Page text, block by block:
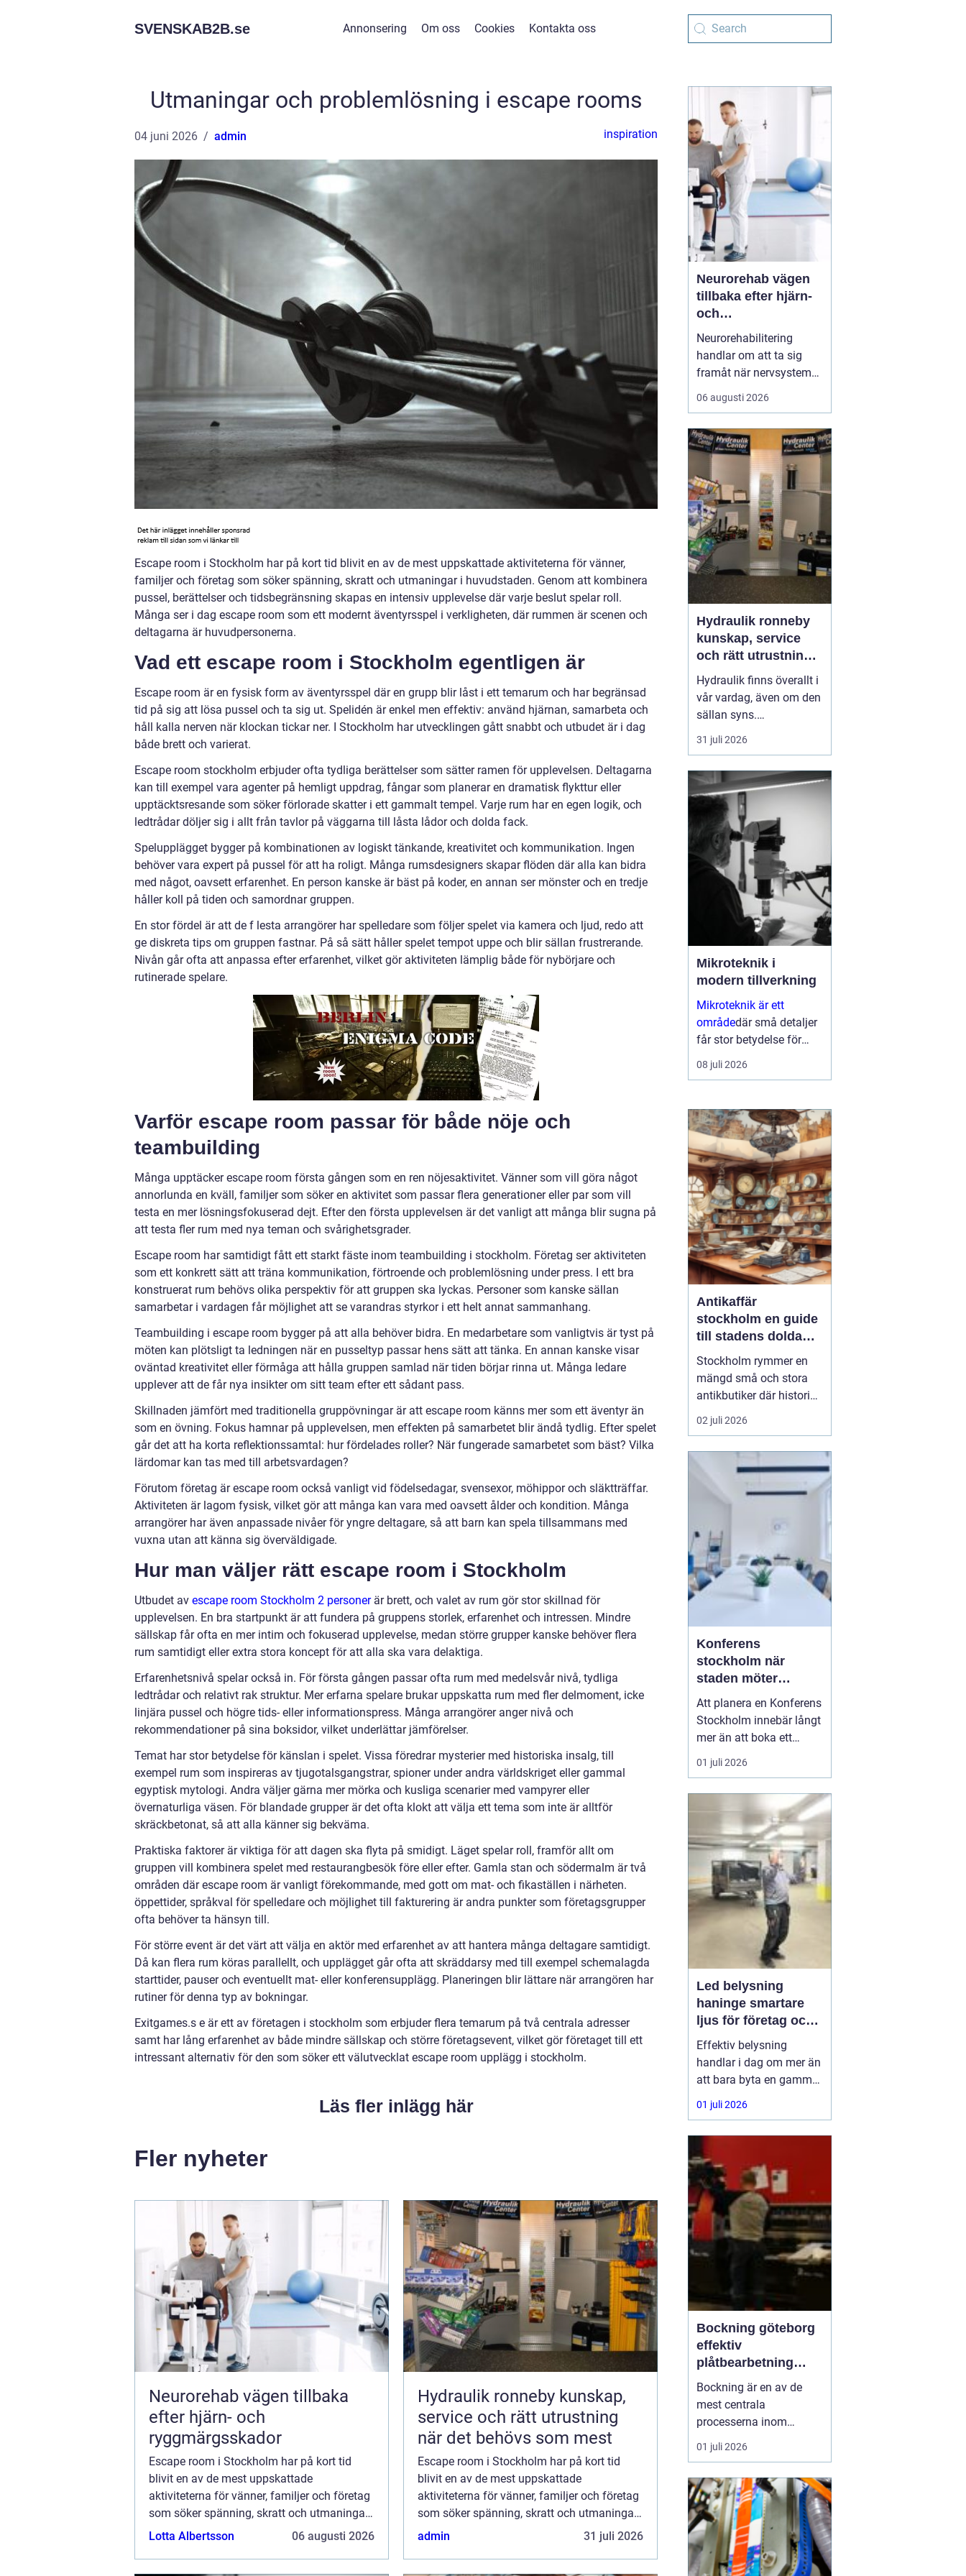
SVENSKAB2B.se Annonsering Om oss Cookies Kontakta oss
Utmaningar och problemlösning i escape rooms
04 juni 2026 admin inspiration
Escape room i Stockholm har på kort tid blivit en av de mest uppskattade aktiviteterna för vänner,
familjer och företag som söker spänning, skratt och utmaningar i huvudstaden. Genom att kombinera
pussel, berättelser och tidsbegränsning skapas en intensiv upplevelse där varje beslut spelar roll.
Många ser i dag escape room som ett modernt äventyrsspel i verkligheten, där rummen är scenen och
deltagarna är huvudpersonerna.
Vad ett escape room i Stockholm egentligen är
Escape room är en fysisk form av äventyrsspel där en grupp blir låst i ett temarum och har begränsad
tid på sig att lösa pussel och ta sig ut. Spelidén är enkel men effektiv: använd hjärnan, samarbeta och
håll kalla nerven när klockan tickar ner. I Stockholm har utvecklingen gått snabbt och utbudet är i dag
både brett och varierat.
Escape room stockholm erbjuder ofta tydliga berättelser som sätter ramen för upplevelsen. Deltagarna
kan till exempel vara agenter på hemligt uppdrag, fångar som planerar en dramatisk flykttur eller
upptäcktsresande som söker förlorade skatter i ett gammalt tempel. Varje rum har en egen logik, och
ledtrådar döljer sig i allt från tavlor på väggarna till låsta lådor och dolda fack.
Spelupplägget bygger på kombinationen av logiskt tänkande, kreativitet och kommunikation. Ingen
behöver vara expert på pussel för att ha roligt. Många rumsdesigners skapar flöden där alla kan bidra
med något, oavsett erfarenhet. En person kanske är bäst på koder, en annan ser mönster och en tredje
håller koll på tiden och samordnar gruppen.
En stor fördel är att de f lesta arrangörer har spelledare som följer spelet via kamera och ljud, redo att
ge diskreta tips om gruppen fastnar. På så sätt håller spelet tempot uppe och blir sällan frustrerande.
Nivån går ofta att anpassa efter erfarenhet, vilket gör aktiviteten lämplig både för nybörjare och
rutinerade spelare.
Varför escape room passar för både nöje och
teambuilding
Många upptäcker escape room första gången som en ren nöjesaktivitet. Vänner som vill göra något
annorlunda en kväll, familjer som söker en aktivitet som passar flera generationer eller par som vill
testa en mer lösningsfokuserad dejt. Efter den första upplevelsen är det vanligt att många blir sugna på
att testa fler rum med nya teman och svårighetsgrader.
Escape room har samtidigt fått ett starkt fäste inom teambuilding i stockholm. Företag ser aktiviteten
som ett konkrett sätt att träna kommunikation, förtroende och problemlösning under press. I ett bra
konstruerat rum behövs olika perspektiv för att gruppen ska lyckas. Personer som kanske sällan
samarbetar i vardagen får möjlighet att se varandras styrkor i ett helt annat sammanhang.
Teambuilding i escape room bygger på att alla behöver bidra. En medarbetare som vanligtvis är tyst på
möten kan plötsligt ta ledningen när en pusseltyp passar hens sätt att tänka. En annan kanske visar
oväntad kreativitet eller förmåga att hålla gruppen samlad när tiden börjar rinna ut. Många ledare
upplever att de får nya insikter om sitt team efter ett sådant pass.
Skillnaden jämfört med traditionella gruppövningar är att escape room känns mer som ett äventyr än
som en övning. Fokus hamnar på upplevelsen, men effekten på samarbetet blir ändå tydlig. Efter spelet
går det att ha korta reflektionssamtal: hur fördelades roller? När fungerade samarbetet som bäst? Vilka
lärdomar kan tas med till arbetsvardagen?
Förutom företag är escape room också vanligt vid födelsedagar, svensexor, möhippor och släktträffar.
Aktiviteten är lagom fysisk, vilket gör att många kan vara med oavsett ålder och kondition. Många
arrangörer har även anpassade nivåer för yngre deltagare, så att barn kan spela tillsammans med
vuxna utan att känna sig överväldigade.
Hur man väljer rätt escape room i Stockholm
Utbudet av escape room Stockholm 2 personerär brett, och valet av rum gör stor skillnad för
upplevelsen. En bra startpunkt är att fundera på gruppens storlek, erfarenhet och intressen. Mindre
sällskap får ofta en mer intim och fokuserad upplevelse, medan större grupper kanske behöver flera
rum samtidigt eller extra stora koncept för att alla ska vara delaktiga.
Erfarenhetsnivå spelar också in. För första gången passar ofta rum med medelsvår nivå, tydliga
ledtrådar och relativt rak struktur. Mer erfarna spelare brukar uppskatta rum med fler delmoment, icke
linjära pussel och högre tids- eller informationspress. Många arrangörer anger nivå och
rekommendationer på sina boksidor, vilket underlättar jämförelser.
Temat har stor betydelse för känslan i spelet. Vissa föredrar mysterier med historiska insalg, till
exempel rum som inspireras av tjugotalsgangstrar, spioner under andra världskriget eller gammal
egyptisk mytologi. Andra väljer gärna mer mörka och kusliga scenarier med vampyrer eller
övernaturliga väsen. För blandade grupper är det ofta klokt att välja ett tema som inte är alltför
skräckbetonat, så att alla känner sig bekväma.
Praktiska faktorer är viktiga för att dagen ska flyta på smidigt. Läget spelar roll, framför allt om
gruppen vill kombinera spelet med restaurangbesök före eller efter. Gamla stan och södermalm är två
områden där escape room är vanligt förekommande, med gott om mat- och fikaställen i närheten.
öppettider, språkval för spelledare och möjlighet till fakturering är andra punkter som företagsgrupper
ofta behöver ta hänsyn till.
För större event är det värt att välja en aktör med erfarenhet av att hantera många deltagare samtidigt.
Då kan flera rum köras parallellt, och upplägget går ofta att skräddarsy med till exempel schemalagda
starttider, pauser och eventuellt mat- eller konferensupplägg. Planeringen blir lättare när arrangören har
rutiner för denna typ av bokningar.
Exitgames.s e är ett av företagen i stockholm som erbjuder flera temarum på två centrala adresser
samt har lång erfarenhet av både mindre sällskap och större företagsevent, vilket gör företaget till ett
intressant alternativ för den som söker ett välutvecklat escape room upplägg i stockholm.
Läs fler inlägg här
Fler nyheter
Neurorehab vägen tillbaka
efter hjärn- och
ryggmärgsskador
Escape room i Stockholm har på kort tid
blivit en av de mest uppskattade
aktiviteterna för vänner, familjer och företag
som söker spänning, skratt och utmaningar i
huvudstaden. Genom att kombinera pussel,
Lotta Albertsson 06 augusti 2026
Hydraulik ronneby kunskap,
service och rätt utrustning
när det behövs som mest
Escape room i Stockholm har på kort tid
blivit en av de mest uppskattade
aktiviteterna för vänner, familjer och företag
som söker spänning, skratt och utmaningar i
huvudstaden. Genom att kombinera pussel,
admin 31 juli 2026
Neurorehab vägen
tillbaka efter hjärn-
och
ryggmärgsskador
Neurorehabilitering
handlar om att ta sig
framåt när nervsystemet
har skadats eller
påverkats av sjukdom.
funktion, stärka det som
fortfarande fungerar och
skapa nya strategier för
vardagen. Med rätt stöd,
tillräcklig träning och ...
06 augusti 2026
Hydraulik ronneby
kunskap, service
och rätt utrustning
när det behövs som
mest
Hydraulik finns överallt i
vår vardag, även om den
sällan syns.
Skogsmaskiner,
lantbruksmaskiner,
industrilinjer och sågverk
är alla beroende av
välfungerande
hydrauliska system. När
en slang brister eller en
cylinder läcker stanna...
31 juli 2026
Mikroteknik i
modern tillverkning
Mikroteknik är ett
områdedär små detaljer
får stor betydelse för
helheten. När
komponenter blir mindre,
08 juli 2026
Antikaffär
stockholm en guide
till stadens dolda
skatter
Stockholm rymmer en
mängd små och stora
antikbutiker där historia,
hantverk och personlig
stil möts. För många
Antikaffär Stockholm
lika mycket om känslan
som om själva köpet.
02 juli 2026
Konferens
stockholm när
staden möter
skärgård och
landsbygd
Att planera en Konferens
Stockholm innebär långt
mer än att boka ett
mötesrum och ordna
fika. Företag söker idag
fokus, ger energi och
stärker relationer i
gruppen. Många märker
också att de mest
givande samtalen
uppstår en bit bor...
01 juli 2026
Led belysning
haninge smartare
ljus för företag och
fastigheter
Effektiv belysning
handlar i dag om mer än
att bara byta en gammal
armatur mot en ny.
Företag,
Haninge söker lösningar
som sänker
energikostnader, ger
bättre arbetsmiljö och
kräver minimalt
underhåll.
01 juli 2026
Bockning göteborg
effektiv
plåtbearbetning
med precision
Bockning är en av de
mest centrala
processerna inom
modern plåtbearbetning.
I en industriregion som
marin, fordons- och
byggsektor är starka,
spelar väl utförd
bockning en avgörande
roll för allt från räcken
01 juli 2026